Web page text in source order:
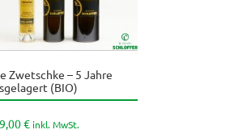
Zwetschke – 5 Jahre
(BIO)
9,00€ inkl. MwSt.